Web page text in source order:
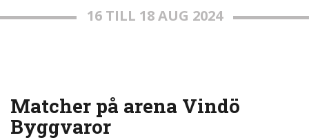
16 TILL 18 AUG 2024
Matcher på arena Vindö
Byggvaror